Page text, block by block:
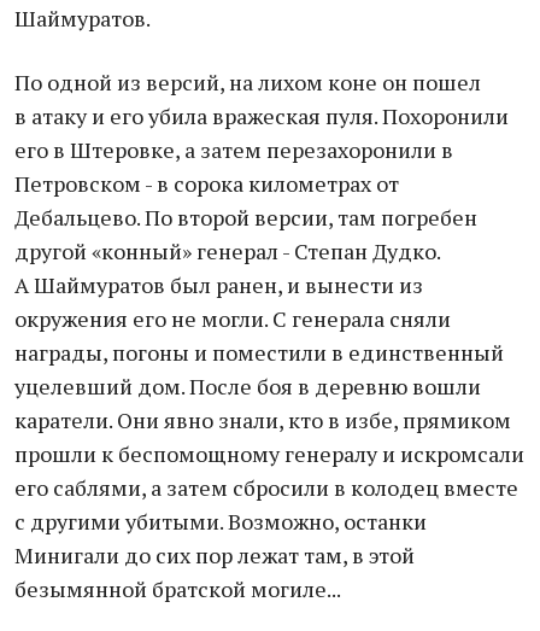
Шаймуратов.
По одной из версий, на лихом коне он пошел
в атаку и его убила вражеская пуля. Похоронили
его в Штеровке, а затем перезахоронили в
Петровском - в сорока километрах от
Дебальцево. По второй версии, там погребен
другой «конный» генерал - Степан Дудко.
А Шаймуратов был ранен, и вынести из
окружения его не могли. С генерала сняли
награды, погоны и поместили в единственный
уцелевший дом. После боя в деревню вошли
каратели. Они явно знали, кто в избе, прямиком
прошли к беспомощному генералу и искромсали
его саблями, а затем сбросили в колодец вместе
с другими убитыми. Возможно, останки
Минигали до сих пор лежат там, в этой
безымянной братской могиле...